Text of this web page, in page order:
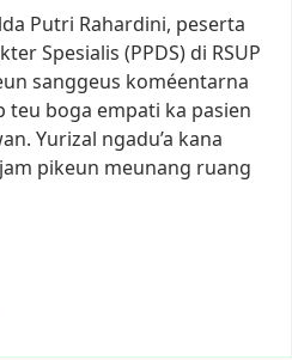
Putri Rahardini, peserta
Spesialis (PPDS) di RSUP
sanggeus koméentarna
teu boga empati ka pasien
Yurizal ngadu’a kana
jam pikeun meunang ruang